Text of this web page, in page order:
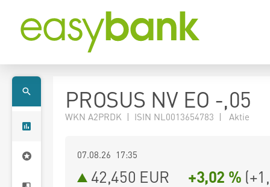
PROSUS NV EO -,05
WKN A2PRDK | ISIN NL0013654783 | Aktie
07.08.26 17:35
42,450 EUR +3,02 % (